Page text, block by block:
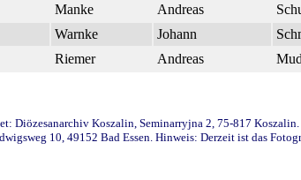
Manke Andreas
Warnke Johann
Riemer Andreas
Koszalin, Seminarryjna 2, 75-817
10, 49152 Bad Essen. Hinweis: Derzeit ist das